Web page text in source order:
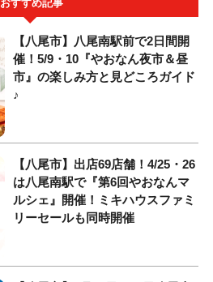
おすすめ記事
【八尾市】八尾南駅前で2日間開
催！5/9・10『やおなん夜市＆昼
市』の楽しみ方と見どころガイド
♪
【八尾市】出店69店舗！4/25・26
は八尾南駅で『第6回やおなんマ
ルシェ』開催！ミキハウスファミ
リーセールも同時開催